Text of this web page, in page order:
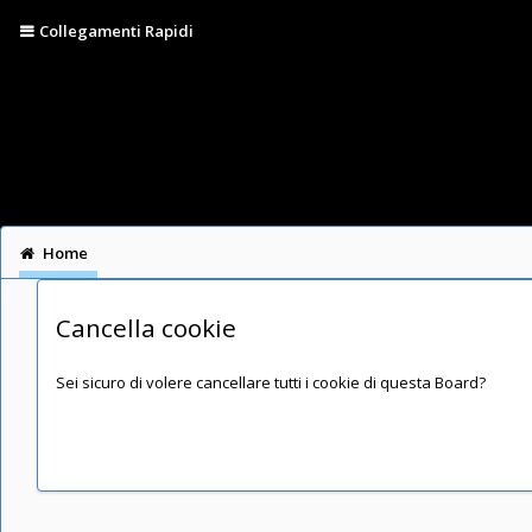
Collegamenti Rapidi
Home
Cancella cookie
Sei sicuro di volere cancellare tutti i cookie di questa Board?